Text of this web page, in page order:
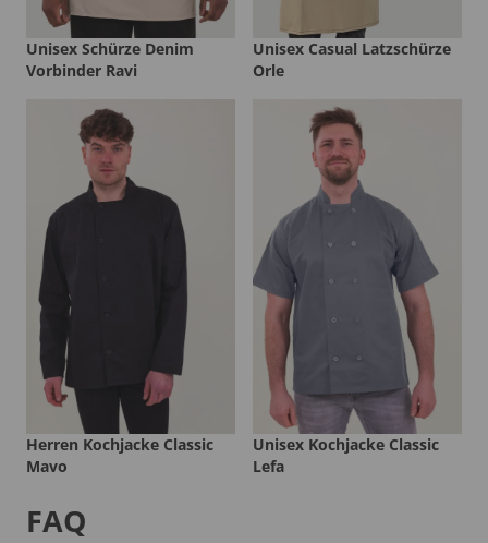
Unisex Schürze Denim
Vorbinder Ravi
Unisex Casual Latzschürze
Orle
Herren Kochjacke Classic
Mavo
Unisex Kochjacke Classic
Lefa
FAQ